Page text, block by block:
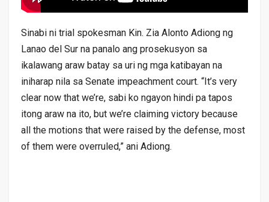
Sinabi ni trial spokesman Kin. Zia Alonto Adiong ng
Lanao del Sur na panalo ang prosekusyon sa
ikalawang araw batay sa uri ng mga katibayan na
iniharap nila sa Senate impeachment court. “It’s very
clear now that we’re, sabi ko ngayon hindi pa tapos
itong araw na ito, but we’re claiming victory because
all the motions that were raised by the defense, most
of them were overruled,” ani Adiong.